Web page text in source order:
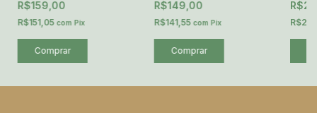
R$159,00
R$151,05 com Pix
R$149,00
R$141,55 com Pix